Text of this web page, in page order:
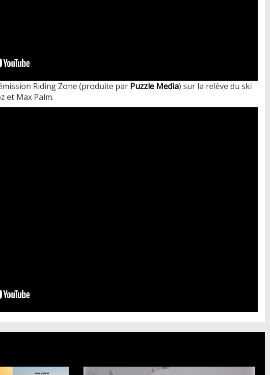
Riding Zone (produite par Puzzle Media) sur la relève du ski
et Max Palm.